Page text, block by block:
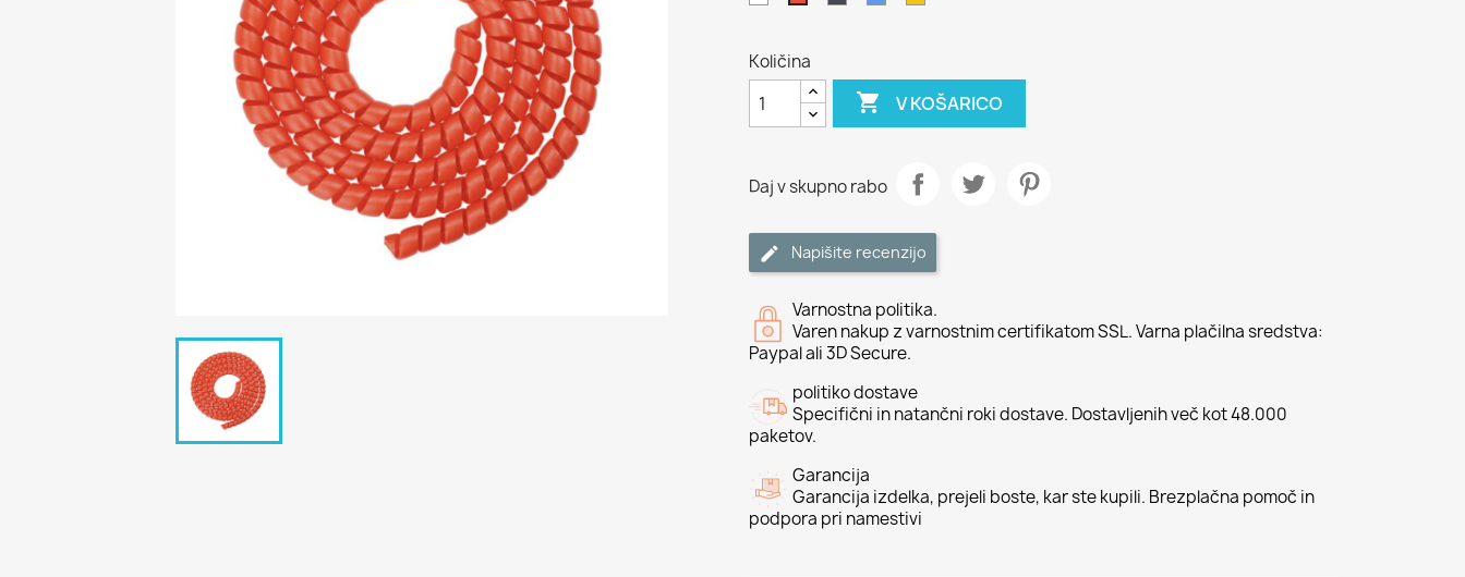
Količina
 V KOŠARICO
Daj v skupno rabo
Napišite recenzijo
Varnostna politika.
Varen nakup z varnostnim certifikatom SSL. Varna plačilna sredstva:
Paypal ali 3D Secure.
politiko dostave
Specifični in natančni roki dostave. Dostavljenih več kot 48.000
paketov.
Garancija
Garancija izdelka, prejeli boste, kar ste kupili. Brezplačna pomoč in
podpora pri namestivi